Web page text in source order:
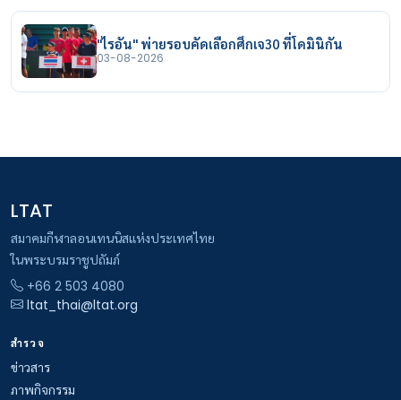
"ไรอัน" พ่ายรอบคัดเลือกศึกเจ30 ที่โดมินิกัน
03-08-2026
LTAT
สมาคมกีฬาลอนเทนนิสแห่งประเทศไทย
ในพระบรมราชูปถัมภ์
+66 2 503 4080
ltat_thai@ltat.org
สำรวจ
ข่าวสาร
ภาพกิจกรรม